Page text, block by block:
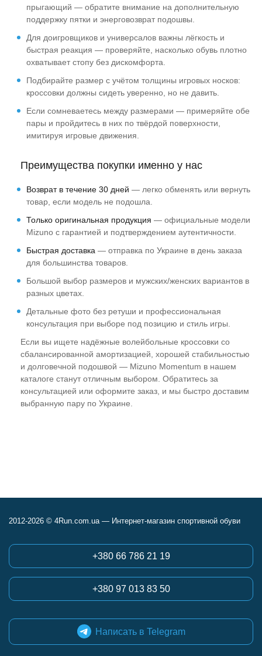
прыгающий — обратите внимание на дополнительную
поддержку пятки и энерговозврат подошвы.
Для доигровщиков и универсалов важны лёгкость и
быстрая реакция — проверяйте, насколько обувь плотно
охватывает стопу без дискомфорта.
Подбирайте размер с учётом толщины игровых носков:
кроссовки должны сидеть уверенно, но не давить.
Если сомневаетесь между размерами — примеряйте обе
пары и пройдитесь в них по твёрдой поверхности,
имитируя игровые движения.
Преимущества покупки именно у нас
Возврат в течение 30 дней — легко обменять или вернуть
товар, если модель не подошла.
Только оригинальная продукция — официальные модели
Mizuno с гарантией и подтверждением аутентичности.
Быстрая доставка — отправка по Украине в день заказа
для большинства товаров.
Большой выбор размеров и мужских/женских вариантов в
разных цветах.
Детальные фото без ретуши и профессиональная
консультация при выборе под позицию и стиль игры.
Если вы ищете надёжные волейбольные кроссовки со
сбалансированной амортизацией, хорошей стабильностью
и долговечной подошвой — Mizuno Momentum в нашем
каталоге станут отличным выбором. Обратитесь за
консультацией или оформите заказ, и мы быстро доставим
выбранную пару по Украине.
2012-2026 © 4Run.com.ua — Интернет-магазин спортивной обуви
+380 66 786 21 19
+380 97 013 83 50
Написать в Telegram